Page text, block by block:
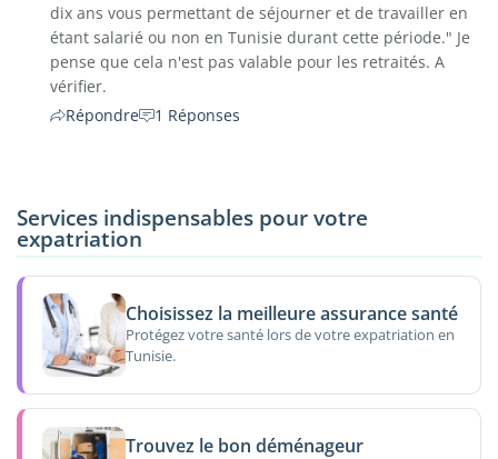
dix ans vous permettant de séjourner et de travailler en
étant salarié ou non en Tunisie durant cette période." Je
pense que cela n'est pas valable pour les retraités. A
vérifier.
Répondre
1 Réponses
Services indispensables pour votre
expatriation
Choisissez la meilleure assurance santé
Protégez votre santé lors de votre expatriation en
Tunisie.
Trouvez le bon déménageur